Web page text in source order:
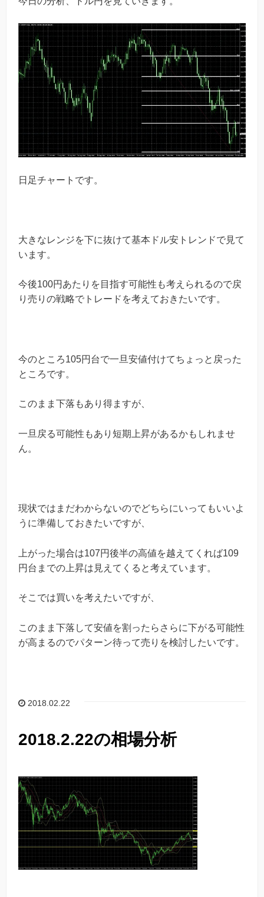
日足チャートです。
大きなレンジを下に抜けて基本ドル安トレンドで見て
います。
今後100円あたりを目指す可能性も考えられるので戻
り売りの戦略でトレードを考えておきたいです。
今のところ105円台で一旦安値付けてちょっと戻った
ところです。
このまま下落もあり得ますが、
一旦戻る可能性もあり短期上昇があるかもしれませ
ん。
現状ではまだわからないのでどちらにいってもいいよ
うに準備しておきたいですが、
上がった場合は107円後半の高値を越えてくれば109
円台までの上昇は見えてくると考えています。
そこでは買いを考えたいですが、
このまま下落して安値を割ったらさらに下がる可能性
が高まるのでパターン待って売りを検討したいです。
2018.02.22
2018.2.22の相場分析